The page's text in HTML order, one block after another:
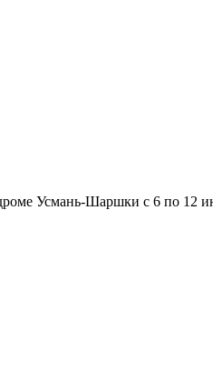
Усмань-Шаршки с 6 по 12